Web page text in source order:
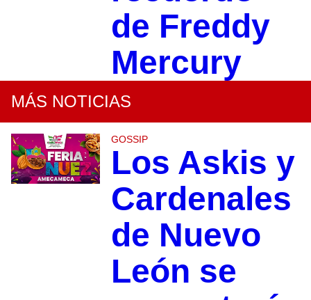
de Freddy
Mercury
MÁS NOTICIAS
GOSSIP
Los Askis y
Cardenales
de Nuevo
León se